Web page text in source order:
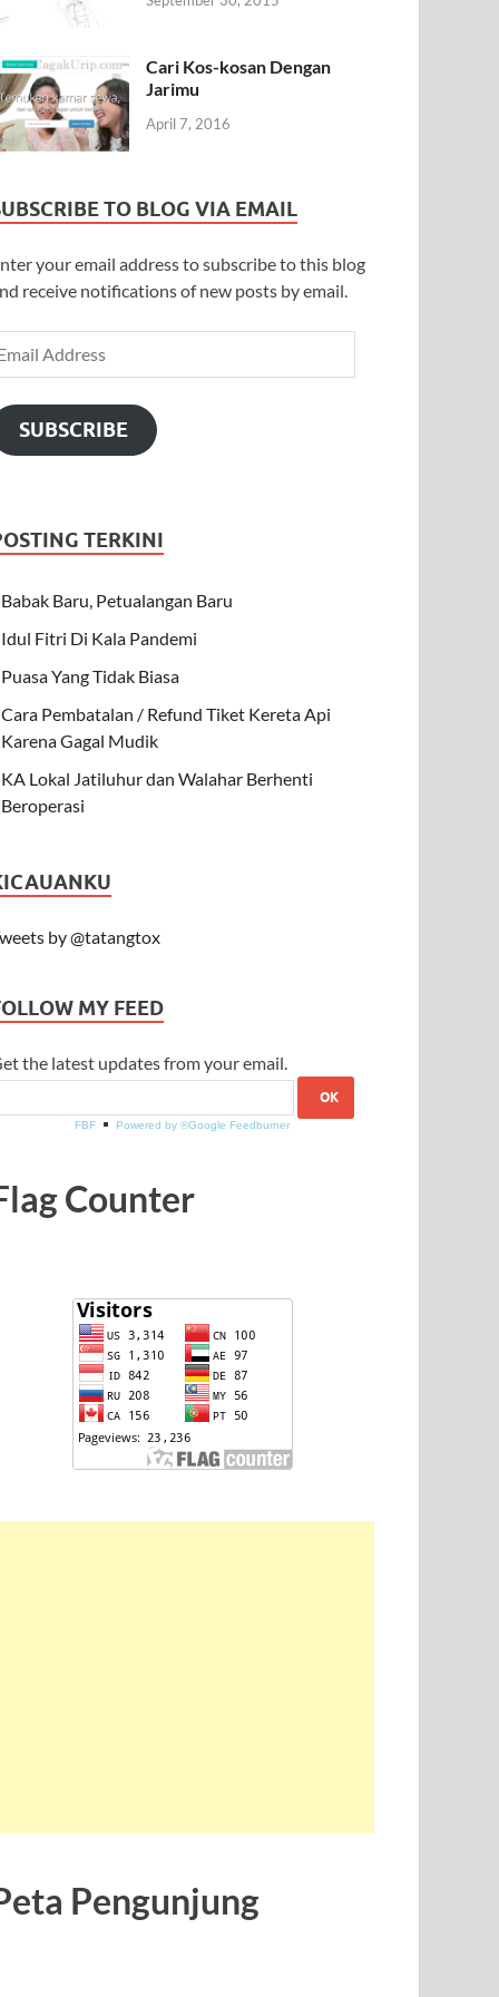
Cari Kos-kosan Dengan
Jarimu
April 7, 2016
TO BLOG VIA EMAIL
your email address to subscribe to this blog
receive notifications of new posts by email.
SUBSCRIBE
TERKINI
Babak Baru, Petualangan Baru
Idul Fitri Di Kala Pandemi
Puasa Yang Tidak Biasa
Cara Pembatalan / Refund Tiket Kereta Api
Karena Gagal Mudik
KA Lokal Jatiluhur dan Walahar Berhenti
Beroperasi
by @tatangtox
MY FEED
the latest updates from your email.
FBF Powered by ®Google Feedburner
Counter
Pengunjung